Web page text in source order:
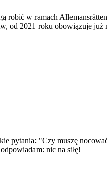
w ramach
od 2021 roku obowiązuje już
pytania: "Czy muszę
nic na siłę!